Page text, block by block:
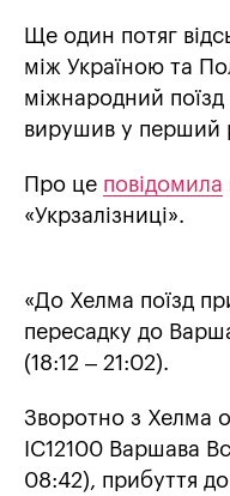
Ще один потяг
між Україною та
міжнародний
вирушив у перший
Про це повідомила
«Укрзалізниці».
«До Хелма поїзд
пересадку до
(18:12 – 21:02).
Зворотно з Хелма
IC12100 Варшава
08:42), прибуття